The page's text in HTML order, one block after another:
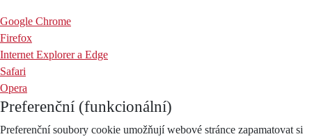
Google Chrome
Firefox
Internet Explorer a Edge
Safari
Opera
Preferenční (funkcionální)
Preferenční soubory cookie umožňují webové stránce zapamatovat si